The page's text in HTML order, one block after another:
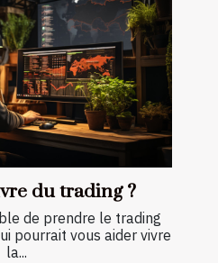
du trading ?
de prendre le trading
pourrait vous aider vivre
la...